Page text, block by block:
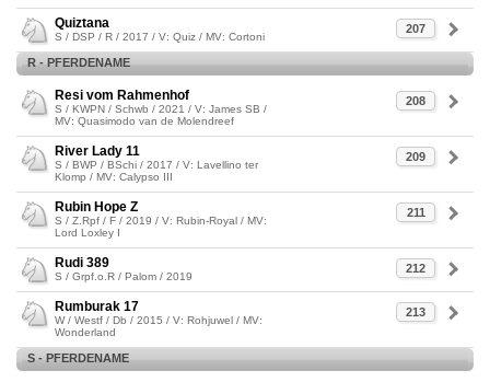
207
Quiztana
S / DSP / R / 2017 / V: Quiz / MV: Cortoni
R - PFERDENAME
208
Resi vom Rahmenhof
S / KWPN / Schwb / 2021 / V: James SB /
MV: Quasimodo van de Molendreef
209
River Lady 11
S / BWP / BSchi / 2017 / V: Lavellino ter
Klomp / MV: Calypso III
211
Rubin Hope Z
S / Z.Rpf / F / 2019 / V: Rubin-Royal / MV:
Lord Loxley I
212
Rudi 389
S / Grpf.o.R / Palom / 2019
213
Rumburak 17
W / Westf / Db / 2015 / V: Rohjuwel / MV:
Wonderland
S - PFERDENAME